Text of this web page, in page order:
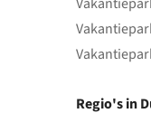
Regio's in